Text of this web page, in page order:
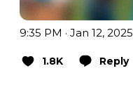
9:35 PM · Jan 12, 2025
1.8K Reply